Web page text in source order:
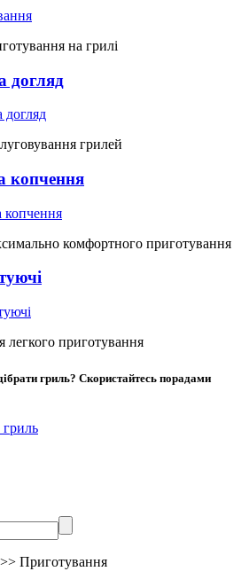
на грилі
догляд
грилей
копчення
комфортного приготування
легкого приготування
гриль? Скористайтесь порадами
>> Приготування